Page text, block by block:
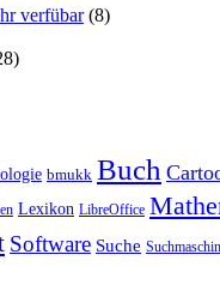
verfübar(8)
bmukk Buch
Lexikon LibreOffice
Software Suche